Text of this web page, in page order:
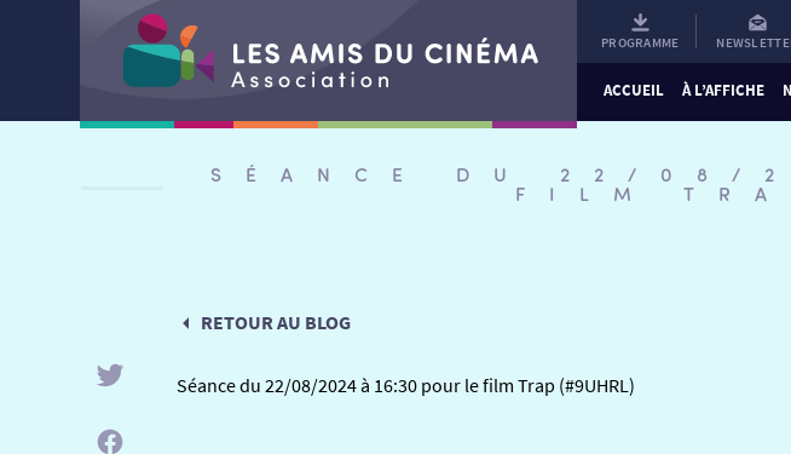
PROGRAMME
ACCUEIL À L’AFFICHE
SÉANCE DU 22/08/
FILM
RETOUR AU BLOG
Séance du 22/08/2024 à 16:30 pour le film Trap (#9UHRL)